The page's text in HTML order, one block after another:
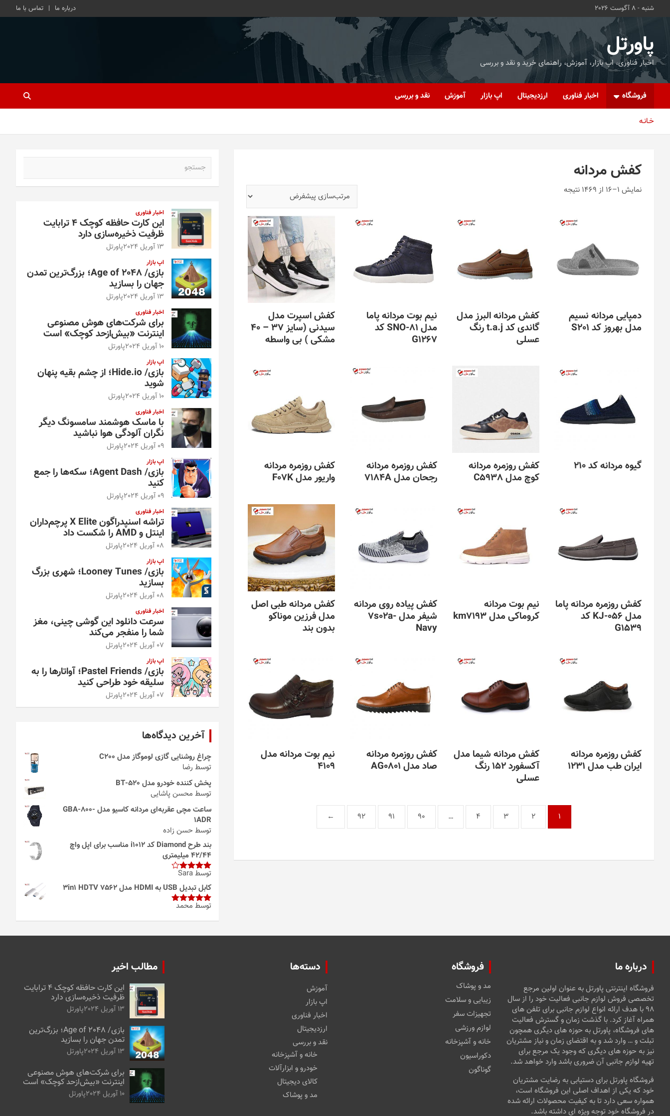
شنبه - 8 آگوست 2026 درباره ما تماس با ما
پاورتل
اخبار فناوری، اپ بازار، آموزش، راهنمای خرید و نقد و بررسی
فروشگاه اخبار فناوری ارزدیجیتال اپ بازار آموزش نقد و بررسی
خـانـه
کفش مردانه
نمایش 1–16 از 1469 نتیجه
دمپایی مردانه نسیم
مدل بهروز کد S201
کفش مردانه البرز مدل
گاندی کد t.a.j رنگ
عسلی
نیم بوت مردانه پاما
مدل SNO-81 کد
G1267
کفش اسپرت مدل
سیدنی (سایز 37 – 40
مشکی ) بی واسطه
گیوه مردانه کد 210
کفش روزمره مردانه
کوچ مدل C5938
کفش روزمره مردانه
رجحان مدل 7184A
کفش روزمره مردانه
واریور مدل F07K
کفش روزمره مردانه پاما
مدل KJ-056 کد
G1539
نیم بوت مردانه
کروماکی مدل km7193
کفش پیاده روی مردانه
شیفر مدل 7s02a-
Navy
کفش مردانه طبی اصل
مدل فرزین موناکو
بدون بند
کفش روزمره مردانه
ایران طب مدل 1231
کفش مردانه شیما مدل
آکسفورد 152 رنگ
عسلی
کفش روزمره مردانه
صاد مدل AG0801
نیم بوت مردانه مدل
4109
1
2
3
4
…
90
91
92
←
اخبار فناوری
این کارت حافظه کوچک ۴ ترابایت
ظرفیت ذخیره‌سازی دارد
13 آوریل 2024 پاورتل
اپ بازار
بازی/ Age of 2048؛ بزرگ‌ترین تمدن
جهان را بسازید
13 آوریل 2024 پاورتل
اخبار فناوری
برای شرکت‌های هوش مصنوعی
اینترنت «بیش‌از‌حد کوچک» است
10 آوریل 2024 پاورتل
اپ بازار
بازی/ Hide.io؛ از چشم بقیه پنهان
شوید
10 آوریل 2024 پاورتل
اخبار فناوری
با ماسک هوشمند سامسونگ دیگر
نگران آلودگی هوا نباشید
09 آوریل 2024 پاورتل
اپ بازار
بازی/ Agent Dash؛ سکه‌ها را جمع
کنید
09 آوریل 2024 پاورتل
اخبار فناوری
تراشه اسنپدراگون X Elite پرچم‌داران
اینتل و AMD را شکست داد
08 آوریل 2024 پاورتل
اپ بازار
بازی/ Looney Tunes؛ شهری بزرگ
بسازید
08 آوریل 2024 پاورتل
اخبار فناوری
سرعت دانلود این گوشی چینی، مغز
شما را منفجر می‌کند
07 آوریل 2024 پاورتل
اپ بازار
بازی/ Pastel Friends؛ آواتارها را به
سلیقه خود طراحی کنید
07 آوریل 2024 پاورتل
آخرین دیدگاه‌ها
چراغ روشنایی گازی لوموگاز مدل C200
توسط رضا
پخش کننده خودرو مدل 520-BT
توسط محسن پاشایی
ساعت مچی عقربه‌ای مردانه کاسیو مدل GBA-800-
1ADR
توسط حسن زاده
بند طرح Diamond کد i1012 مناسب برای اپل واچ
42/44 میلیمتری
امتیاز4
از 5
توسط Sara
کابل تبدیل USB به HDMI مدل 3in1 HDTV 7562
امتیاز5از
توسط محمد
درباره ما
فروشگاه اینترنتی پاورتل به عنوان اولین مرجع
تخصصی فروش لوازم جانبی فعالیت خود را از سال
۹۸ با هدف ارائه انواع لوازم جانبی برای تلفن های
همراه آغاز کرد. با گذشت زمان و گسترش فعالیت
های فروشگاه، پاورتل به حوزه های دیگری همچون
تبلت و … وارد شد و به اقتضای زمان و نیاز مشتریان
نیز به حوزه های دیگری که وجود یک مرجع برای
تهیه لوازم جانبی آن ضروری باشد وارد خواهد شد.
فروشگاه پاورتل برای دستیابی به رضایت مشتریان
خود که یکی از اهداف اصلی این فروشگاه است،
همواره سعی دارد تا به کیفیت محصولات ارائه شده
در فروشگاه خود توجه ویژه ای داشته باشد.
فروشگاه
مد و پوشاک
زیبایی و سلامت
تجهیزات سفر
لوازم ورزشی
خانه و آشپزخانه
دکوراسیون
گوناگون
دسته‌ها
آموزش
اپ بازار
اخبار فناوری
ارزدیجیتال
نقد و بررسی
خانه و آشپزخانه
خودرو و ابزارآلات
کالای دیجیتال
مد و پوشاک
مطالب اخیر
این کارت حافظه کوچک ۴ ترابایت
ظرفیت ذخیره‌سازی دارد
13 آوریل 2024 پاورتل
بازی/ Age of 2048؛ بزرگ‌ترین
تمدن جهان را بسازید
13 آوریل 2024 پاورتل
برای شرکت‌های هوش مصنوعی
اینترنت «بیش‌از‌حد کوچک» است
10 آوریل 2024 پاورتل